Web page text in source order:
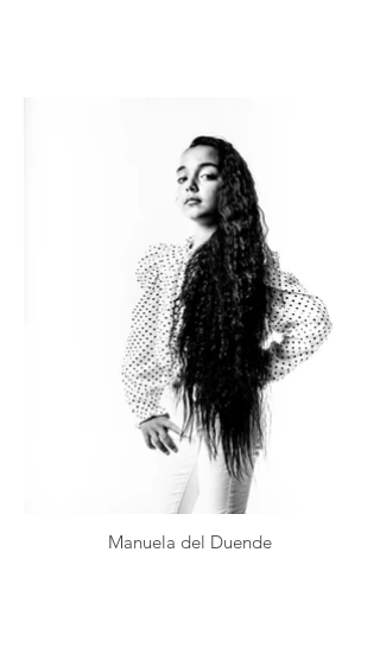
Manuela del Duende